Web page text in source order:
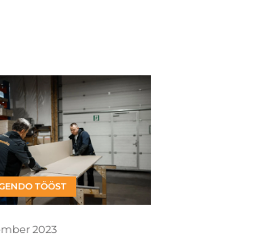
TÖÖST
2023